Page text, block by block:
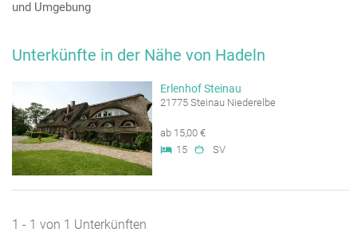
und Umgebung
Unterkünfte in der Nähe von Hadeln
Erlenhof Steinau
21775 Steinau Niederelbe
ab 15,00 €
15
SV
1 - 1 von 1 Unterkünften